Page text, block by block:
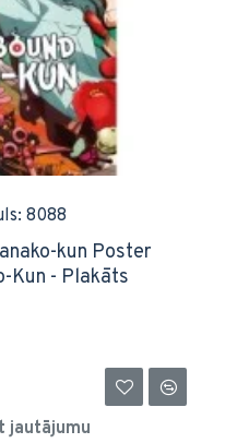
8088
kun Poster
Kun - Plakāts
jautājumu